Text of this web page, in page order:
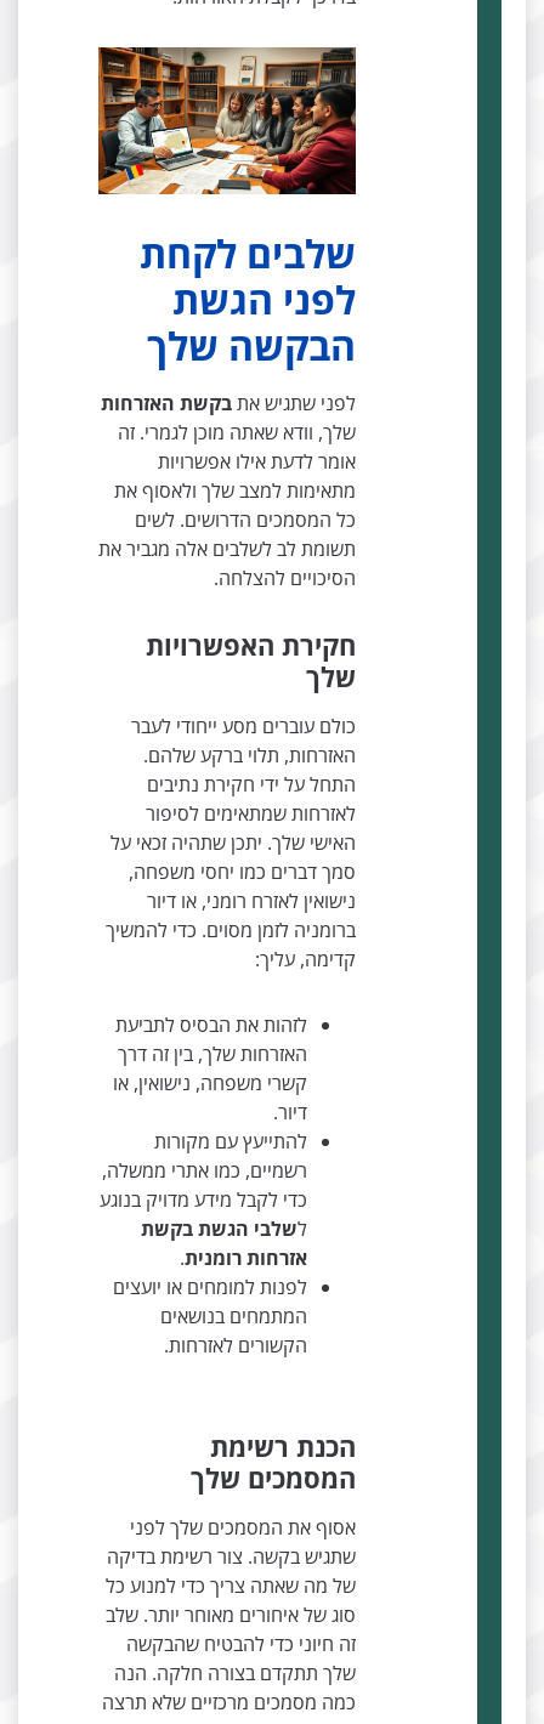
שלבים לקחת
לפני הגשת
הבקשה שלך
לפני שתגיש אתבקשת האזרחות
שלך, וודא שאתה מוכן לגמרי. זה
אומר לדעת אילו אפשרויות
מתאימות למצב שלך ולאסוף את
כל המסמכים הדרושים. לשים
תשומת לב לשלבים אלה מגביר את
הסיכויים להצלחה.
חקירת האפשרויות
כולם עוברים מסע ייחודי לעבר
האזרחות, תלוי ברקע שלהם.
התחל על ידי חקירת נתיבים
לאזרחות שמתאימים לסיפור
האישי שלך. יתכן שתהיה זכאי על
סמך דברים כמו יחסי משפחה,
נישואין לאזרח רומני, או דיור
ברומניה לזמן מסוים. כדי להמשיך
קדימה, עליך:
לזהות את הבסיס לתביעת
האזרחות שלך, בין זה דרך
קשרי משפחה, נישואין, או
להתייעץ עם מקורות
רשמיים, כמו אתרי ממשלה,
כדי לקבל מידע מדויק בנוגע
שלבי הגשת בקשת
אזרחות רומנית.
לפנות למומחים או יועצים
המתמחים בנושאים
הקשורים לאזרחות.
הכנת רשימת
המסמכים שלך
אסוף את המסמכים שלך לפני
שתגיש בקשה. צור רשימת בדיקה
של מה שאתה צריך כדי למנוע כל
סוג של איחורים מאוחר יותר. שלב
זה חיוני כדי להבטיח שהבקשה
שלך תתקדם בצורה חלקה. הנה
כמה מסמכים מרכזיים שלא תרצה